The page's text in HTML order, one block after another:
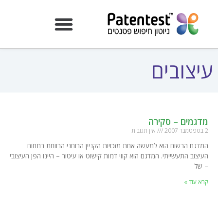
עיצובים
מדגמים – סקירה
2 בספטמבר 2007 אין תגובות
המדגם הרשום הוא למעשה אחת מזכויות הקניין הרוחני הרווחת בתחום
העיצוב התעשייתי. המדגם הוא קווי דמות קישוט או עיטור – היינו הפן העיצובי
– של
קרא עוד »